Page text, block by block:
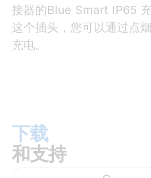
接器的Blue Smart IP65
这个插头，您可以通过点
充电。
下载
和支持